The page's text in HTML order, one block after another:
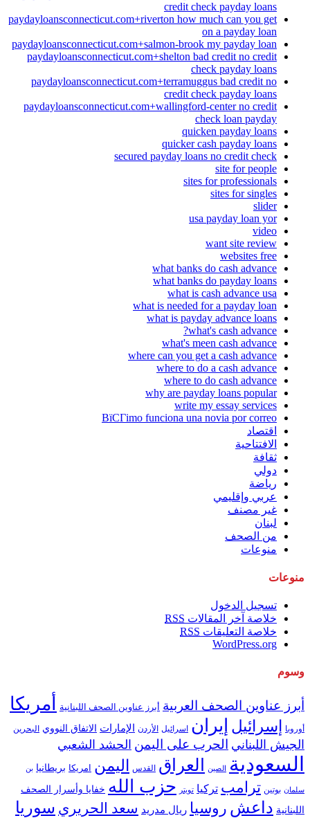
credit check payday loans
paydayloansconnecticut.com+riverton how much can you get
on a payday loan
paydayloansconnecticut.com+salmon-brook my payday loan
paydayloansconnecticut.com+shelton bad credit no credit
check payday loans
paydayloansconnecticut.com+terramuggus bad credit no
credit check payday loans
paydayloansconnecticut.com+wallingford-center no credit
check loan payday
quicken payday loans
quicker cash payday loans
secured payday loans no credit check
site for people
sites for professionals
sites for singles
slider
usa payday loan yor
video
want site review
websites free
what banks do cash advance
what banks do payday loans
what is cash advance usa
what is needed for a payday loan
what is payday advance loans
what's cash advance?
what's meen cash advance
where can you get a cash advance
where to do a cash advance
where to do cash advance
why are payday loans popular
write my essay services
ВїCГіmo funciona una novia por correo
اقتصاد
الافتتاحية
ثقافة
دولي
رياضة
عربي وإقليمي
غير مصنف
لبنان
من الصحف
منوعات
منوعات
تسجيل الدخول
خلاصة آخر المقالات RSS
خلاصة التعليقات RSS
WordPress.org
وسوم
أبرز عناوين الصحف العربية أبرز عناوين الصحف اللبنانية أمريكا
أوروبا إسرائيل إيران اسرائيل الأردن الإمارات الاتفاق النووي البحرين
الجيش اللبناني الحرب على اليمن الحشد الشعبي
السعودية الصين العراق القدس اليمن امريكا بريطانيا بن
سلمان بوتين ترامب تركيا تويتر حزب الله خفايا وأسرار الصحف
اللبنانية داعش روسيا ريال مدريد سعد الحريري سوريا